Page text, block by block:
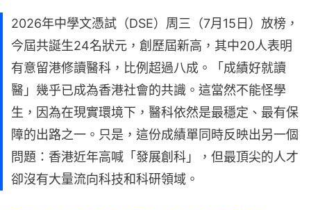
2026年中學文憑試（DSE）周三（7月15日）放榜，
今屆共誕生24名狀元，創歷屆新高，其中20人表明
有意留港修讀醫科，比例超過八成。「成績好就讀
醫」幾乎已成為香港社會的共識。這當然不能怪學
生，因為在現實環境下，醫科依然是最穩定、最有保
障的出路之一。只是，這份成績單同時反映出另一個
問題：香港近年高喊「發展創科」，但最頂尖的人才
卻沒有大量流向科技和科研領域。